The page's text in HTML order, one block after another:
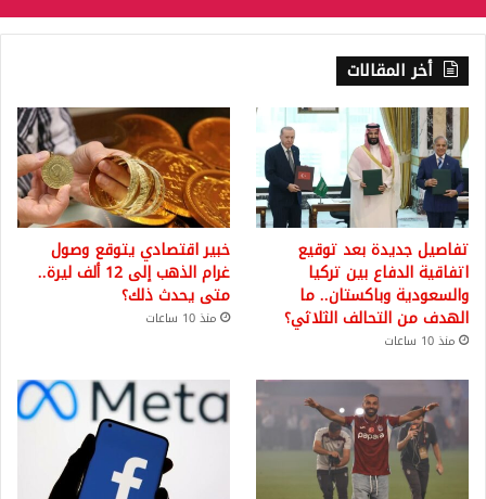
أخر المقالات
تفاصيل جديدة بعد توقيع
اتفاقية الدفاع بين تركيا
والسعودية وباكستان.. ما
الهدف من التحالف الثلاثي؟
منذ 10 ساعات
خبير اقتصادي يتوقع وصول
غرام الذهب إلى 12 ألف ليرة..
متى يحدث ذلك؟
منذ 10 ساعات